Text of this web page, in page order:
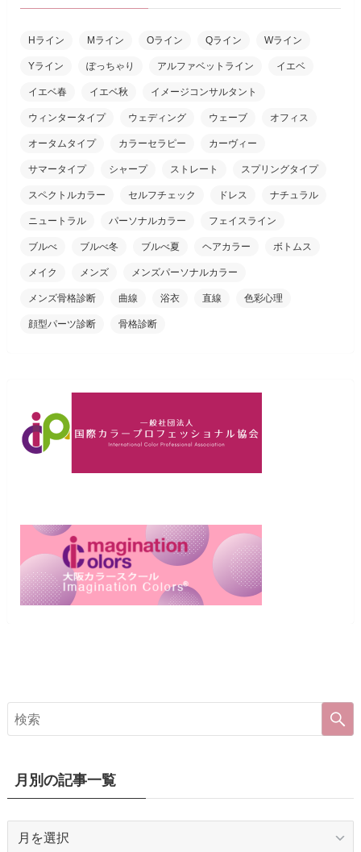
Hライン Mライン Oライン Qライン Wライン
Yライン ぽっちゃり アルファベットライン イエベ
イエベ春 イエベ秋 イメージコンサルタント
ウィンタータイプ ウェディング ウェーブ オフィス
オータムタイプ カラーセラピー カーヴィー
サマータイプ シャープ ストレート スプリングタイプ
スペクトルカラー セルフチェック ドレス ナチュラル
ニュートラル パーソナルカラー フェイスライン
ブルべ ブルべ冬 ブルべ夏 ヘアカラー ボトムス
メイク メンズ メンズパーソナルカラー
メンズ骨格診断 曲線 浴衣 直線 色彩心理
顔型パーツ診断 骨格診断
月別の記事一覧